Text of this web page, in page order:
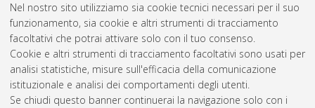
Nel nostro sito utilizziamo sia cookie tecnici necessari per il suo
funzionamento, sia cookie e altri strumenti di tracciamento
facoltativi che potrai attivare solo con il tuo consenso.
Cookie e altri strumenti di tracciamento facoltativi sono usati per
analisi statistiche, misure sull'efficacia della comunicazione
istituzionale e analisi dei comportamenti degli utenti.
Se chiudi questo banner continuerai la navigazione solo con i
Mariotti, Francesco(2016) Utilizzo di lenti di Laue per
applicazioni radioterapiche. [Laurea], Università di Bologna,
Corso di Studio inFisica [L-DM270]
Questa lista e' stata generata ilSat Aug 8 10:08:09 2026
CEST